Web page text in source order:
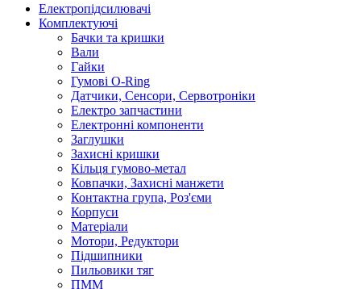
Електропідсилювачі
Комплектуючі
Бачки та кришки
Вали
Гайки
Гумові O-Ring
Датчики, Сенсори, Сервотроніки
Електро запчастини
Електронні компоненти
Заглушки
Захисні кришки
Кільця гумово-метал
Ковпачки, Захисні манжети
Контактна група, Роз'єми
Корпуси
Матеріали
Мотори, Редуктори
Підшипники
Пильовики тяг
ПММ